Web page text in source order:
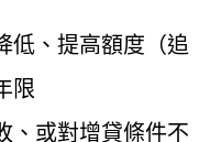
低、提高額度（追
限
、或對增貸條件不